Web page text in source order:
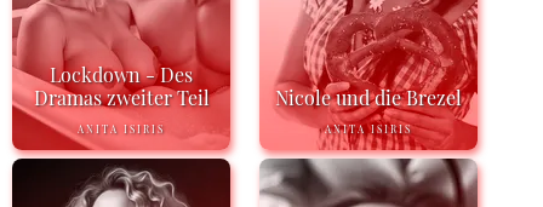
Lockdown - Des
Dramas zweiter Teil
ANITA ISIRIS
Nicole und die Brezel
ANITA ISIRIS